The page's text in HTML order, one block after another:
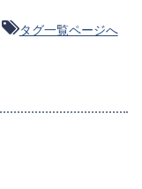
タグ一覧ページへ